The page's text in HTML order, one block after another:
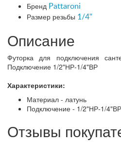
Бренд Pattaroni
Размер резьбы 1/4"
Описание
Футорка для подключения
Подключение 1/2"НР-1/4"ВР
Характеристики:
Материал - латунь
Подключение - 1/2"НР-1/4"ВР
Отзывы